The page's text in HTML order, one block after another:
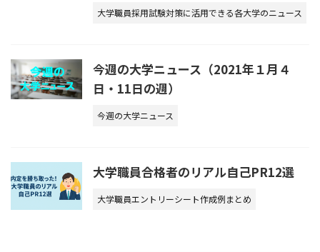
大学職員採用試験対策に活用できる各大学のニュース
今週の大学ニュース（2021年１月４
日・11日の週）
今週の大学ニュース
大学職員合格者のリアル自己PR12選
大学職員エントリーシート作成例まとめ